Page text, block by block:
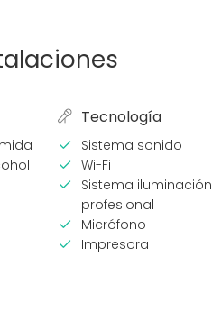
Tecnología
Sistema sonido
Wi-Fi
Sistema iluminación
profesional
Micrófono
Impresora